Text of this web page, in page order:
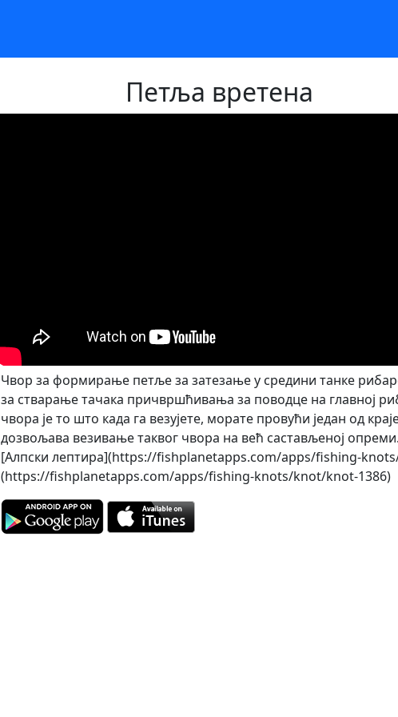
Петља вретена
Чвор за формирање петље за затезање у средини танке
за стварање тачака причвршћивања за поводце на главној
чвора је то што када га везујете, морате провући један од
дозвољава везивање таквог чвора на већ састављеној
[Алпски лептира](https://fishplanetapps.com/apps/fishing-
(https://fishplanetapps.com/apps/fishing-knots/knot/knot-1386)